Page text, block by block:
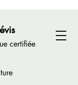
certifiée